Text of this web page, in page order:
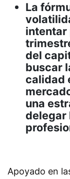
La
intentar
del
buscar
calidad
una
delegar
Apoyado en